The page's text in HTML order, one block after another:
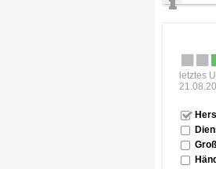
letztes